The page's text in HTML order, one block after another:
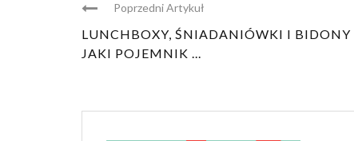
Poprzedni Artykuł
LUNCHBOXY, ŚNIADANIÓWKI I BIDONY
JAKI POJEMNIK ...